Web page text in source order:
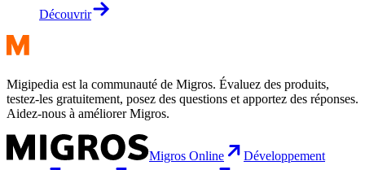
Découvrir
Migipedia est la communauté de Migros. Évaluez des produits,
testez-les gratuitement, posez des questions et apportez des réponses.
Aidez-nous à améliorer Migros.
Migros Online
Développement